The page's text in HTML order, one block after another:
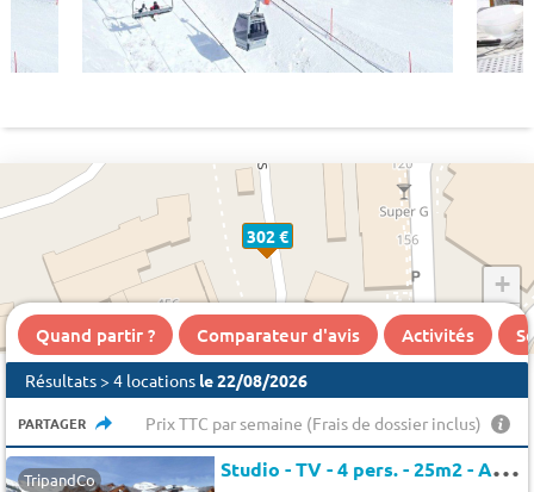
302 €
+
−
Quand partir ? Comparateur d'avis Activités
Résultats > 4 locations le 22/08/2026
PARTAGER Prix TTC par semaine (Frais de dossier inclus)
TripandCo S
tudio - TV - 4 pers. - 25m2 - Animaux admis